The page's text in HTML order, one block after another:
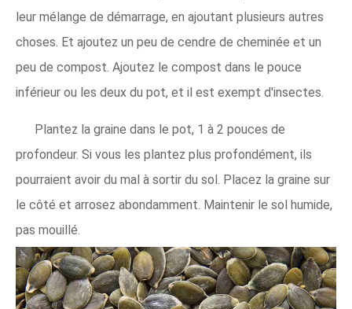
leur mélange de démarrage, en ajoutant plusieurs autres
choses. Et ajoutez un peu de cendre de cheminée et un
peu de compost. Ajoutez le compost dans le pouce
inférieur ou les deux du pot, et il est exempt d'insectes.
Plantez la graine dans le pot, 1 à 2 pouces de
profondeur. Si vous les plantez plus profondément, ils
pourraient avoir du mal à sortir du sol. Placez la graine sur
le côté et arrosez abondamment. Maintenir le sol humide,
pas mouillé.